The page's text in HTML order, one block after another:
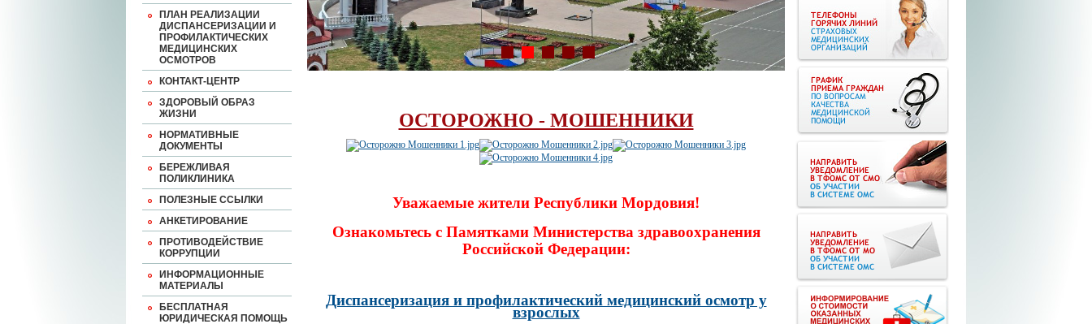
ПЛАН РЕАЛИЗАЦИИ
ДИСПАНСЕРИЗАЦИИ И
ПРОФИЛАКТИЧЕСКИХ
МЕДИЦИНСКИХ
ОСМОТРОВ
КОНТАКТ-ЦЕНТР
ЗДОРОВЫЙ ОБРАЗ
ЖИЗНИ
НОРМАТИВНЫЕ
ДОКУМЕНТЫ
БЕРЕЖЛИВАЯ
ПОЛИКЛИНИКА
ПОЛЕЗНЫЕ ССЫЛКИ
АНКЕТИРОВАНИЕ
ПРОТИВОДЕЙСТВИЕ
КОРРУПЦИИ
ИНФОРМАЦИОННЫЕ
МАТЕРИАЛЫ
БЕСПЛАТНАЯ
ЮРИДИЧЕСКАЯ ПОМОЩЬ
ОСТОРОЖНО - МОШЕННИКИ
Уважаемые жители Республики Мордовия!
Ознакомьтесь с Памятками Министерства здравоохранения
Российской Федерации:
Диспансеризация и профилактический медицинский осмотр у
взрослых